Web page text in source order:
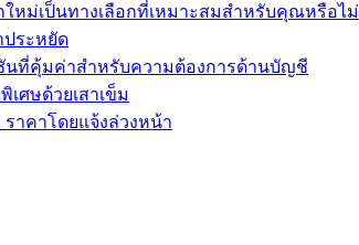
ใหม่เป็นทางเลือกที่เหมาะสมสำหรับคุณหรือไม่
ประหยัด
นที่คุ้มค่าสำหรับความต้องการด้านบัญชี
เศษด้วยเสาเข็ม
ราคาโดยแจ้งล่วงหน้า